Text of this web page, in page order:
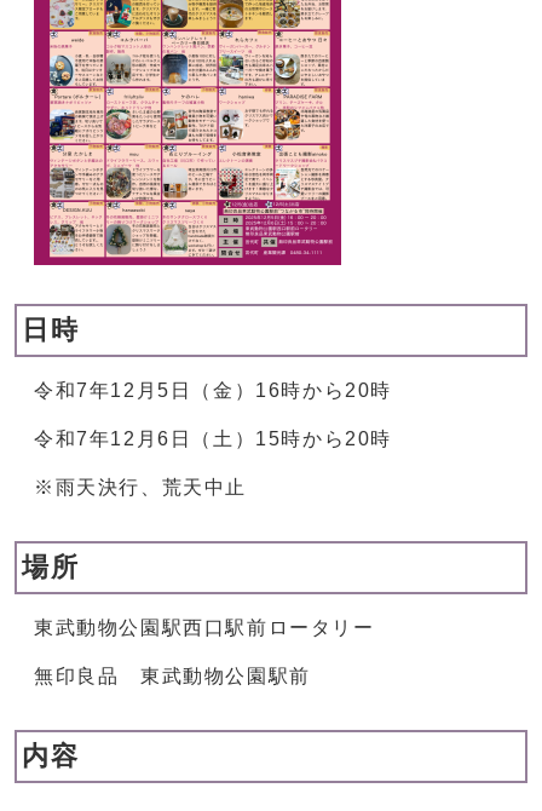
日時
令和7年12月5日（金）16時から20時
令和7年12月6日（土）15時から20時
※雨天決行、荒天中止
場所
東武動物公園駅西口駅前ロータリー
無印良品 東武動物公園駅前
内容